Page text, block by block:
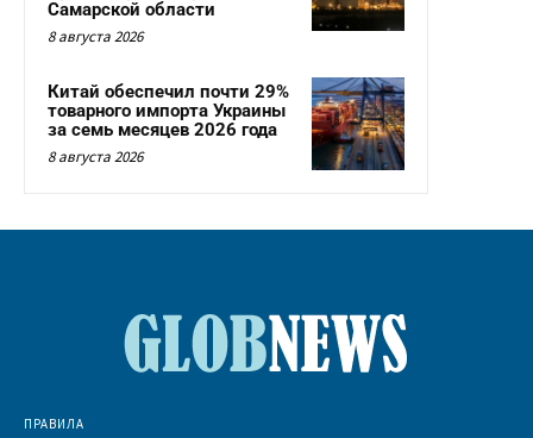
Самарской области
8 августа 2026
Китай обеспечил почти 29%
товарного импорта Украины
за семь месяцев 2026 года
8 августа 2026
ПРАВИЛА